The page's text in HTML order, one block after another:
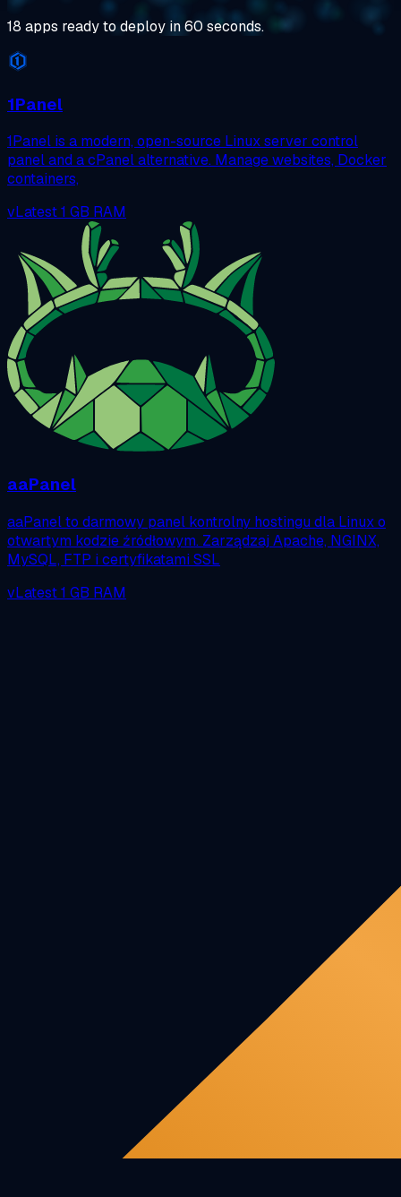
18 apps ready to deploy in 60 seconds.
1Panel
1Panel is a modern, open-source Linux server control
panel and a cPanel alternative. Manage websites, Docker
containers,
vLatest1 GB RAM
aaPanel
aaPanel to darmowy panel kontrolny hostingu dla Linux o
otwartym kodzie źródłowym. Zarządzaj Apache, NGINX,
MySQL, FTP i certyfikatami SSL
vLatest1 GB RAM